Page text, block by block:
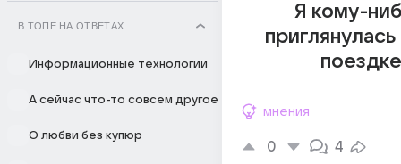
В ТОПЕ НА ОТВЕТАХ
Информационные технологии
А сейчас что-то совсем другое
О любви без купюр
Я кому-
мнения
0 4